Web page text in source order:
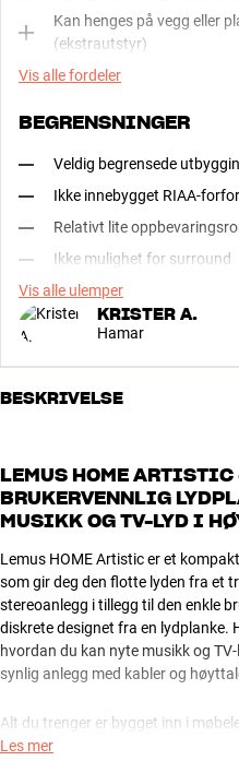
Kan henges på vegg eller
(ekstrautstyr)
Vis alle fordeler
BEGRENSNINGER
Veldig begrensede
Ikke innebygget RIAA-
Relativt lite
Ikke mulighet for surround
Vis alle ulemper
KRISTER A.
Hamar
BESKRIVELSE
LEMUS HOME ARTISTIC
BRUKERVENNLIG
MUSIKK OG TV-LYD I
Lemus HOME Artistic er et
som gir deg den flotte lyden fra et
stereoanlegg i tillegg til den enkle
diskrete designet fra en lydplanke.
hvordan du kan nyte musikk og
synlig anlegg med kabler og
Alt du trenger er bygget inn i
til TV og strøm for å få flott og
Les mer